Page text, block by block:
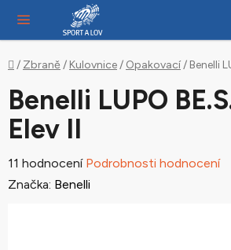
obsah
Domů
/ Zbraně / Kulovnice/ Opakovací/ Benelli
Benelli LUPO
Elev II
Průměrné
hodnocení
11 hodnocení Podrobnosti hodnocení
Značka: Benelli